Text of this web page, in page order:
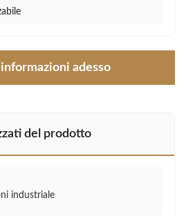
adesso
del prodotto
industriale